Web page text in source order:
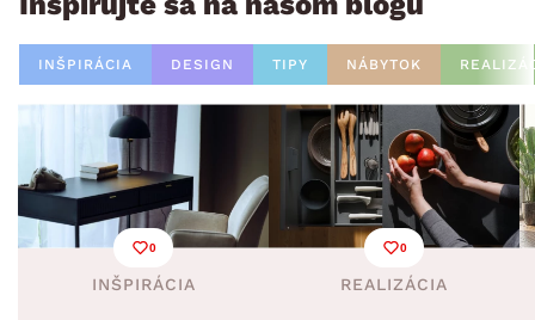
INŠPIRÁCIA DESIGN TIPY NÁBYTOK
0
INŠPIRÁCIA
0
REALIZÁCIA